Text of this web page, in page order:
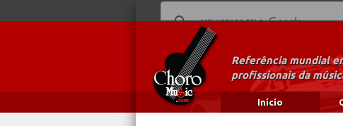
Referência mundial
profissionais da
Início